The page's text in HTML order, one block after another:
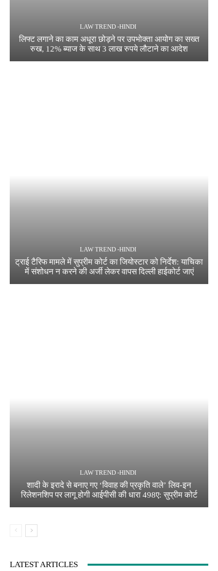
LAW TREND -HINDI
लिफ्ट लगाने का काम अधूरा छोड़ने पर उपभोक्ता आयोग का सख्त
रुख, 12% ब्याज के साथ 3 लाख रुपये लौटाने का आदेश
LAW TREND -HINDI
ट्राई टैरिफ मामले में सुप्रीम कोर्ट का जियोस्टार को निर्देश: याचिका
में संशोधन न करने की अर्जी लेकर वापस दिल्ली हाईकोर्ट जाएं
LAW TREND -HINDI
शादी के इरादे से बनाए गए ‘विवाह की प्रकृति वाले’ लिव-इन
रिलेशनशिप पर लागू होगी आईपीसी की धारा 498ए: सुप्रीम कोर्ट
LATEST ARTICLES